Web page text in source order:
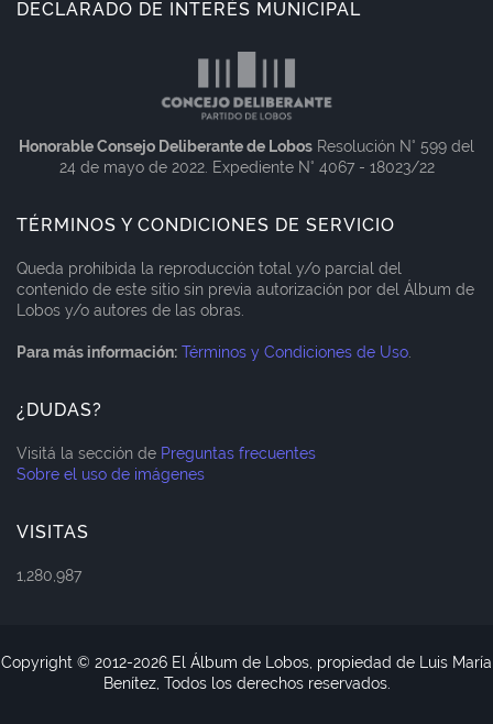
DECLARADO DE INTERÉS MUNICIPAL
Honorable Consejo Deliberante de Lobos Resolución N° 599 del
24 de mayo de 2022. Expediente N° 4067 - 18023/22
TÉRMINOS Y CONDICIONES DE SERVICIO
Queda prohibida la reproducción total y/o parcial del
contenido de este sitio sin previa autorización por del Álbum de
Lobos y/o autores de las obras.
Para más información: Términos y Condiciones de Uso.
¿DUDAS?
Visitá la sección de Preguntas frecuentes
Sobre el uso de imágenes
VISITAS
1,280,987
Copyright © 2012-2026 El Álbum de Lobos, propiedad de Luis María
Benítez, Todos los derechos reservados.